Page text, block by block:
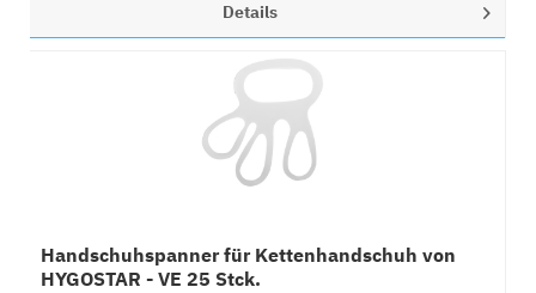
Details
Handschuhspanner für Kettenhandschuh von
HYGOSTAR - VE 25 Stck.